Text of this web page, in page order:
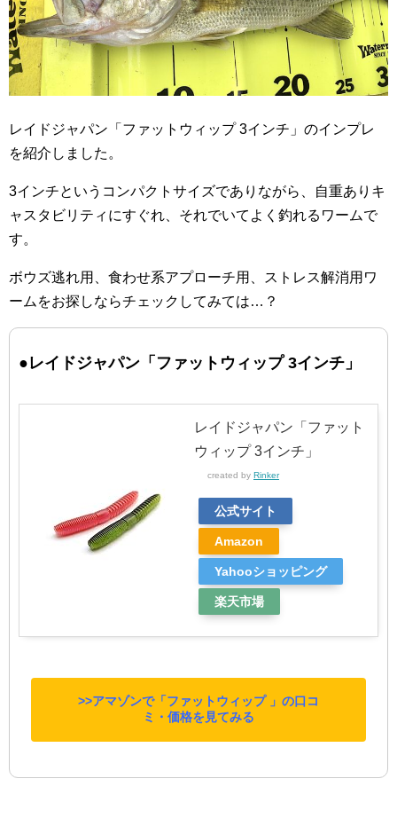
レイドジャパン「ファットウィップ 3インチ」のインプレ
を紹介しました。
3インチというコンパクトサイズでありながら、自重ありキ
ャスタビリティにすぐれ、それでいてよく釣れるワームで
す。
ボウズ逃れ用、食わせ系アプローチ用、ストレス解消用ワ
ームをお探しならチェックしてみては…？
●レイドジャパン「ファットウィップ 3インチ」
レイドジャパン「ファット
ウィップ 3インチ」
created by Rinker
公式サイト
Amazon
Yahooショッピング
楽天市場
>>アマゾンで「ファットウィップ 」の口コ
ミ・価格を見てみる